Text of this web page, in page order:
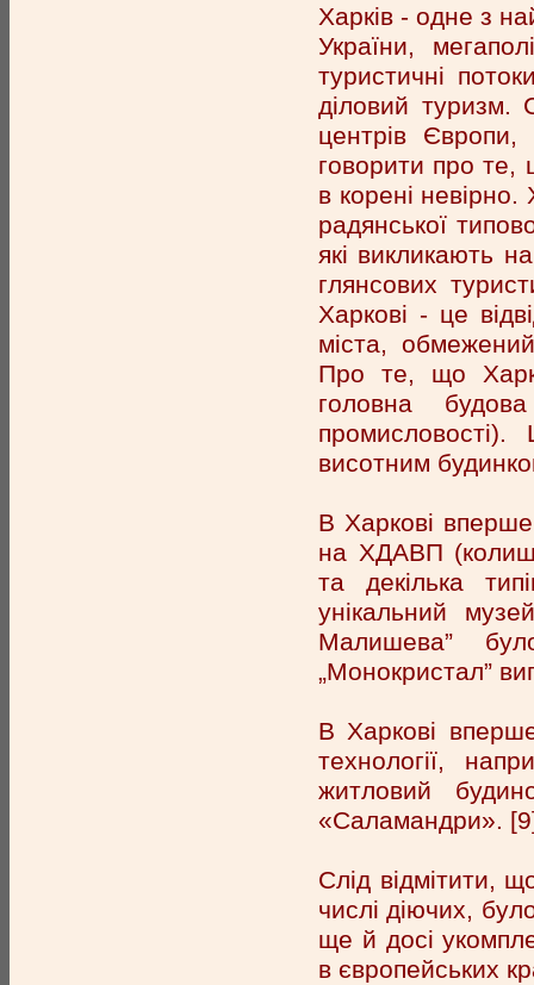
Харків - одне з
України,
туристичні
діловий туризм.
центрів
говорити про те,
в корені
радянської
які викликають
глянсових
Харкові - це
міста,
Про те, що
головна
висотним
В Харкові
на ХДАВП
та декілька
унікальний
Малишева”
„Монокристал”
В Харкові
технології,
житловий
«Саламандри».
Слід відмітити,
числі діючих,
ще й досі
в європейських